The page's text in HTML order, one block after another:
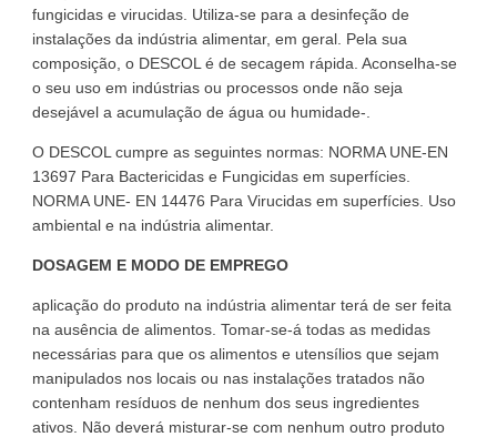
fungicidas e virucidas. Utiliza-se para a desinfeção de
instalações da indústria alimentar, em geral. Pela sua
composição, o DESCOL é de secagem rápida. Aconselha-se
o seu uso em indústrias ou processos onde não seja
desejável a acumulação de água ou humidade-.
O DESCOL cumpre as seguintes normas: NORMA UNE-EN
13697 Para Bactericidas e Fungicidas em superfícies.
NORMA UNE- EN 14476 Para Virucidas em superfícies. Uso
ambiental e na indústria alimentar.
DOSAGEM E MODO DE EMPREGO
aplicação do produto na indústria alimentar terá de ser feita
na ausência de alimentos. Tomar-se-á todas as medidas
necessárias para que os alimentos e utensílios que sejam
manipulados nos locais ou nas instalações tratados não
contenham resíduos de nenhum dos seus ingredientes
ativos. Não deverá misturar-se com nenhum outro produto